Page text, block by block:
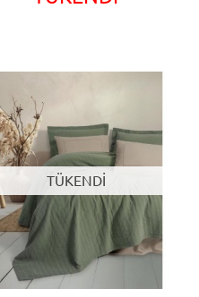
TÜKENDİ